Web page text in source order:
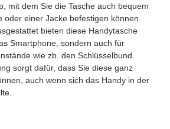
mit dem Sie die Tasche auch bequem
oder einer Jacke befestigen können.
bieten diese Handytasche
Smartphone, sondern auch für
wie zb. den Schlüsselbund.
sorgt dafür, dass Sie diese ganz
auch wenn sich das Handy in der